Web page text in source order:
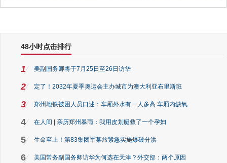
48小时点击排行
1 美副国务卿将于7月25日至26日访华
2 定了！2032年夏季奥运会主办城市为澳大利亚布里斯班
3 郑州地铁被困人员口述：车厢外水有一人多高 车厢内缺氧
4 在人间 | 亲历郑州暴雨：我用皮划艇救了一个孕妇
5 生命至上！第83集团军某旅紧急实施爆破分洪
6 美国常务副国务卿访华为何选在天津？外交部：两个原因